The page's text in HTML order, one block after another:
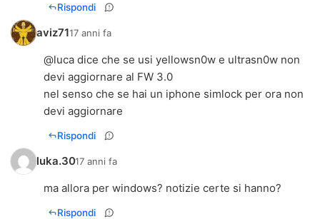
Rispondi
aviz7117 anni fa
@luca dice che se usi yellowsn0w e ultrasn0w non
devi aggiornare al FW 3.0
nel senso che se hai un iphone simlock per ora non
devi aggiornare
Rispondi
luka.3017 anni fa
ma allora per windows? notizie certe si hanno?
Rispondi